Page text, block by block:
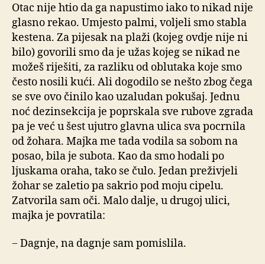
Otac nije htio da ga napustimo iako to nikad nije
glasno rekao. Umjesto palmi, voljeli smo stabla
kestena. Za pijesak na plaži (kojeg ovdje nije ni
bilo) govorili smo da je užas kojeg se nikad ne
možeš riješiti, za razliku od oblutaka koje smo
često nosili kući. Ali dogodilo se nešto zbog čega
se sve ovo činilo kao uzaludan pokušaj. Jednu
noć dezinsekcija je poprskala sve rubove zgrada
pa je već u šest ujutro glavna ulica sva pocrnila
od žohara. Majka me tada vodila sa sobom na
posao, bila je subota. Kao da smo hodali po
ljuskama oraha, tako se čulo. Jedan preživjeli
žohar se zaletio pa sakrio pod moju cipelu.
Zatvorila sam oči. Malo dalje, u drugoj ulici,
majka je povratila:
− Dagnje, na dagnje sam pomislila.